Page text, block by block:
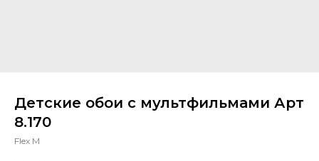
Детские обои с мультфильмами Арт
8.170
Flex M